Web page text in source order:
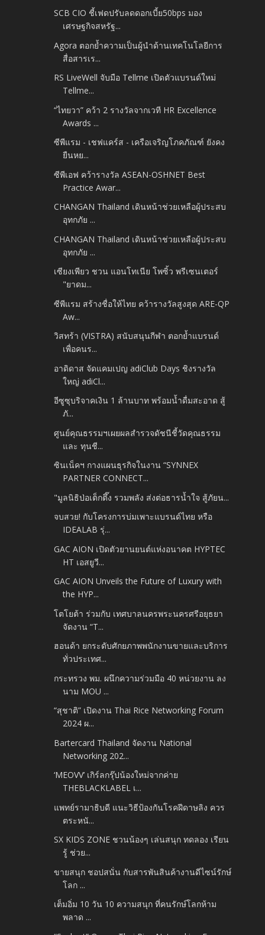
SCB CIO ชี้เฟดปรับลดดอกเบี้ย50bps มอง
เศรษฐกิจสหรัฐ...
Agora ตอกย้ำความเป็นผู้นำด้านเทคโนโลยีการ
สื่อสารเร...
RS LiveWell จับมือ Tellme เปิดตัวแบรนด์ใหม่
Tellme...
“ไทยวา” คว้า 2 รางวัลจากเวที HR Excellence
Awards ...
ซีพีแรม - เชฟแคร์ส - เครือเจริญโภคภัณฑ์ ยังคง
ยืนหย...
ซีพีเอฟ คว้ารางวัล ASEAN-OSHNET Best
Practice Awar...
CHANGAN Thailand เดินหน้าช่วยเหลือผู้ประสบ
อุทกภัย ...
CHANGAN Thailand เดินหน้าช่วยเหลือผู้ประสบ
อุทกภัย ...
เซียงเพียว ชวน แอนโทเนีย โพซิ้ว พรีเซนเตอร์
"ยาดม...
ซีพีแรม สร้างชื่อให้ไทย คว้ารางวัลสูงสุด ARE-QP
Aw...
วิสทร้า (VISTRA) สนับสนุนกีฬา ตอกย้ำแบรนด์
เพื่อคนร...
อาดิดาส จัดแคมเปญ adiClub Days ชิงรางวัล
ใหญ่ adiCl...
อีซูซุบริจาคเงิน 1 ล้านบาท พร้อมน้ำดื่มสะอาด สู้
ภั...
ศูนย์คุณธรรมฯเผยผลสำรวจดัชนีชี้วัดคุณธรรม
และ ทุนชี...
ซินเน็คฯ กางแผนธุรกิจในงาน “SYNNEX
PARTNER CONNECT...
"มูลนิธิป่อเต็กตึ๊ง รวมพลัง ส่งต่อธารน้ำใจ สู้ภัยน...
จบสวย! กับโครงการบ่มเพาะแบรนด์ไทย หรือ
IDEALAB รุ่...
GAC AION เปิดตัวยานยนต์แห่งอนาคต HYPTEC
HT เอสยูวี...
GAC AION Unveils the Future of Luxury with
the HYP...
โตโยต้า ร่วมกับ เทศบาลนครพระนครศรีอยุธยา
จัดงาน “T...
ฮอนด้า ยกระดับศักยภาพพนักงานขายและบริการ
ทั่วประเทศ...
กระทรวง พม. ผนึกความร่วมมือ 40 หน่วยงาน ลง
นาม MOU ...
“สุชาติ” เปิดงาน Thai Rice Networking Forum
2024 ผ...
Bartercard Thailand จัดงาน National
Networking 202...
‘MEOVV’ เกิร์ลกรุ๊ปน้องใหม่จากค่าย
THEBLACKLABEL เ...
แพทย์รามาธิบดี แนะวิธีป้องกันโรคฝีดาษลิง ควร
ตระหนั...
SX KIDS ZONE ชวนน้องๆ เล่นสนุก ทดลอง เรียน
รู้ ช่วย...
ขายสนุก ชอปสนั่น กับสารพันสินค้างานดีไซน์รักษ์
โลก ...
เต็มอิ่ม 10 วัน 10 ความสนุก ที่คนรักษ์โลกห้าม
พลาด ...